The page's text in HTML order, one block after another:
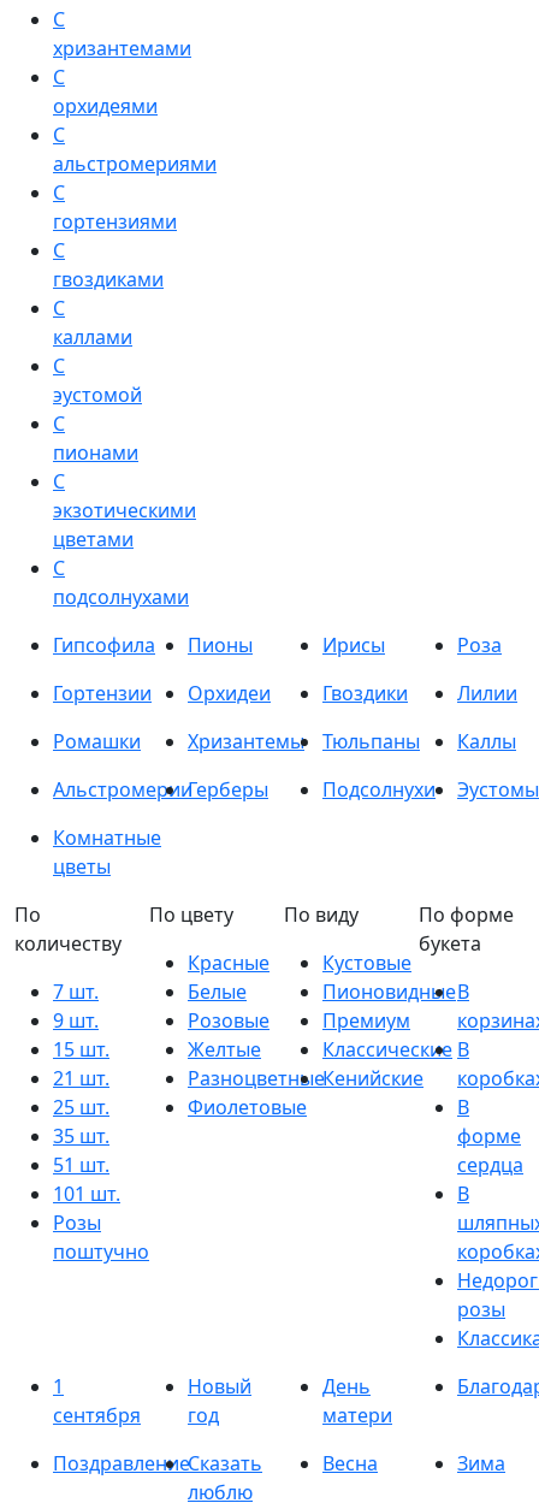
С
хризантемами
С
орхидеями
С
альстромериями
С
гортензиями
С
гвоздиками
С
каллами
С
эустомой
С
пионами
С
экзотическими
цветами
С
подсолнухами
Гипсофила
Пионы Ирисы
Роза
Гортензии
Орхидеи Гвоздики
Лилии
Ромашки
Хризантемы Тюльпаны
Каллы
АльстромерииГерберы Подсолнухи
Эустомы
Комнатные
цветы
По
количеству
7 шт.
9 шт.
15 шт.
21 шт.
25 шт.
35 шт.
51 шт.
101 шт.
Розы
поштучно
По цвету
Красные
Белые
Розовые
Желтые
Разноцветные
Фиолетовые
По виду
Кустовые
Пионовидные
Премиум
Классические
Кенийские
По форме
букета
В
В
В
форме
сердца
В
розы
1
сентября
Новый
год
День
матери
ПоздравлениеСказать
люблю
Весна Зима